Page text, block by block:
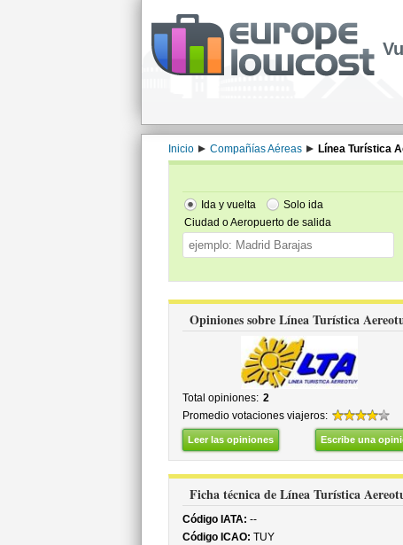
Inicio Compañías Aéreas Línea Turística
Ida y vuelta
Solo ida
Ciudad o Aeropuerto de salida
Opiniones sobre Línea Turística
Total opiniones: 2
Promedio votaciones viajeros:
Leer las opiniones Escribe una
Ficha técnica de Línea Turística
Código IATA: --
Código ICAO: TUY